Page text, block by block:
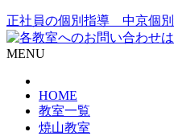
正社員の個別指導 中京個
MENU
HOME
教室一覧
焼山教室